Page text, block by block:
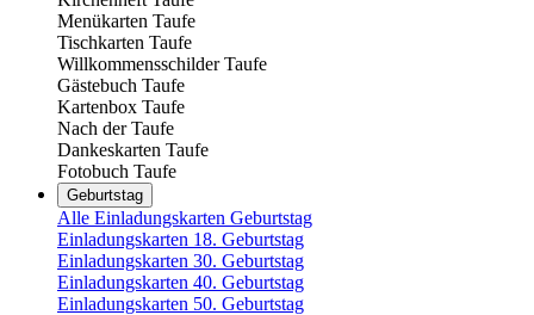
Menükarten Taufe
Tischkarten Taufe
Willkommensschilder Taufe
Gästebuch Taufe
Kartenbox Taufe
Nach der Taufe
Dankeskarten Taufe
Fotobuch Taufe
Geburtstag
Alle Einladungskarten Geburtstag
Einladungskarten 18. Geburtstag
Einladungskarten 30. Geburtstag
Einladungskarten 40. Geburtstag
Einladungskarten 50. Geburtstag